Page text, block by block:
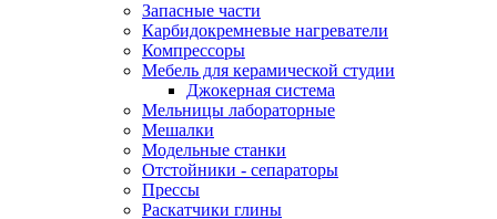
Запасные части
Карбидокремневые нагреватели
Компрессоры
Мебель для керамической студии
Джокерная система
Мельницы лабораторные
Мешалки
Модельные станки
Отстойники - сепараторы
Прессы
Раскатчики глины